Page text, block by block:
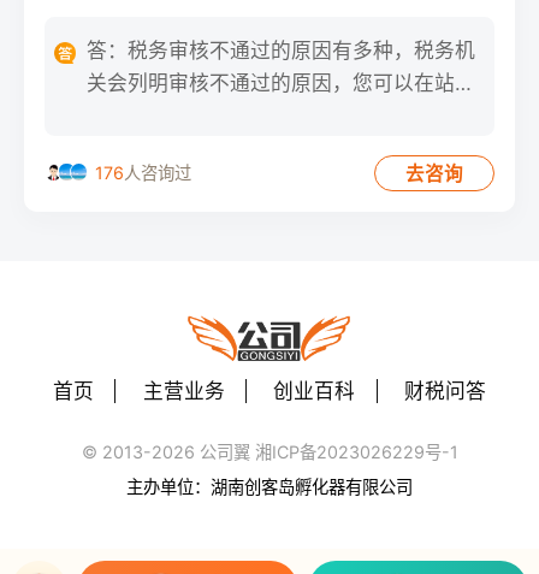
答：税务审核不通过的原因有多种，税务机
关会列明审核不通过的原因，您可以在站内
176人咨询过 去咨询
首页 主营业务 创业百科 财税问答
© 2013-2026 公司翼 湘ICP备2023026229号-1
主办单位：湖南创客岛孵化器有限公司